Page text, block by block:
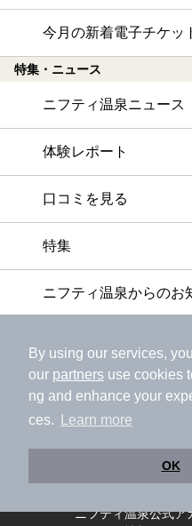
By using our services,
our partners use cookies
ng and enhance your
ces.
Learn more
OK
今月の新着電子チケッ
特集・ニュース
ニフティ温泉ニュース
体験レポート
口コミを見る
特集
ニフティ温泉からのお
年間温泉ランキング
月間温泉ランキング
ニフティ温泉公式ア